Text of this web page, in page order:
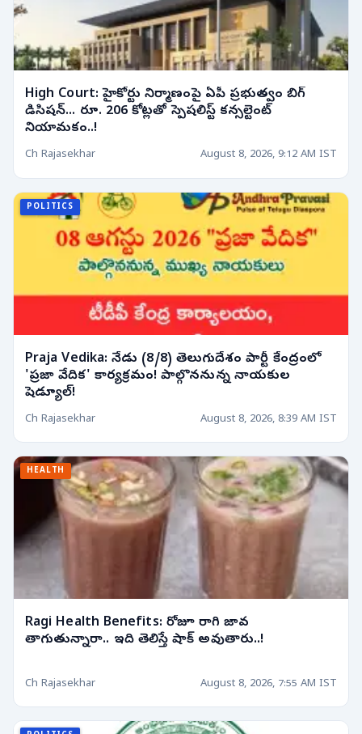
High Court: హైకోర్టు నిర్మాణంపై ఏపీ ప్రభుత్వం బిగ్
డిసిషన్... రూ. 206 కోట్లతో స్పెషలిస్ట్ కన్సల్టెంట్
నియామకం..!
Ch Rajasekhar August 8, 2026, 9:12 AM IST
POLITICS
Praja Vedika: నేడు (8/8) తెలుగుదేశం పార్టీ కేంద్రంలో
'ప్రజా వేదిక' కార్యక్రమం! పాల్గొననున్న నాయకుల
షెడ్యూల్!
Ch Rajasekhar August 8, 2026, 8:39 AM IST
HEALTH
Ragi Health Benefits: రోజూ రాగి జావ
తాగుతున్నారా.. ఇది తెలిస్తే షాక్ అవుతారు..!
Ch Rajasekhar August 8, 2026, 7:55 AM IST